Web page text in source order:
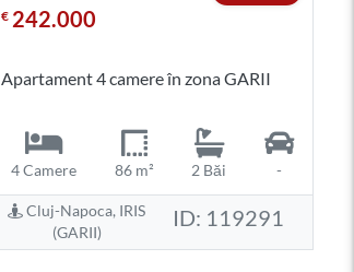
€ 242.000
Apartament 4 camere în zona GARII
4 Camere 86 m² 2 Băi -
Cluj-Napoca, IRIS
(GARII)
ID: 119291